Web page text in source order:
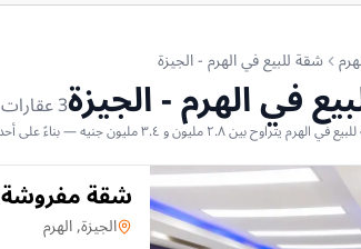
من المسارات
شقة للبيع في الهرم - الجيزة
في الهرم - الجيزة3عقارات
مليون و ٣.٤ مليون جنيه — بناءً على أحدث العروض المتاحة
لوكس
شقةفي
الجيزة, الهرم